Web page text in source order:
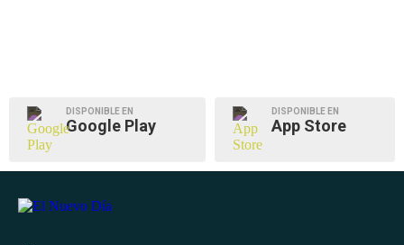
DISPONIBLE EN
Google Play
DISPONIBLE EN
App Store